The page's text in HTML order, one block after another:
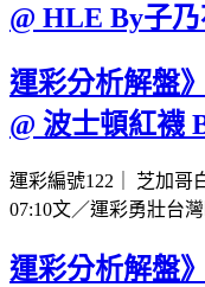
@ HLE By子
運彩分析解盤
@ 波士頓紅襪
運彩編號122｜ 芝加哥
07:10文／運彩勇壯台
運彩分析解盤